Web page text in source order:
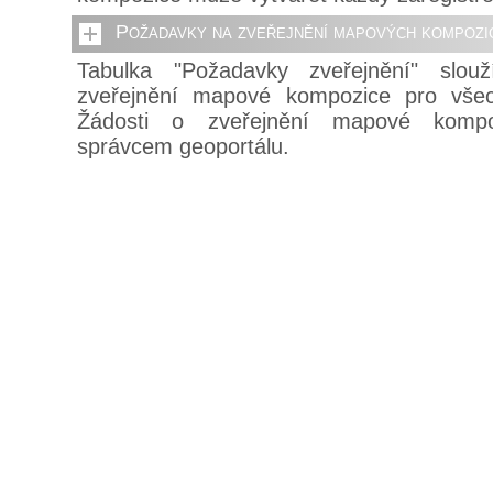
Požadavky na zveřejnění mapových
Tabulka "Požadavky zveřejnění"
zveřejnění mapové kompozice pro
Žádosti o zveřejnění mapové
správcem geoportálu.